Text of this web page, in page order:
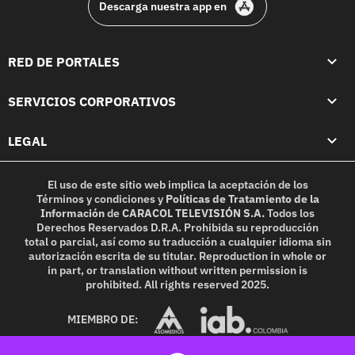
Descarga nuestra app en
RED DE PORTALES
SERVICIOS CORPORATIVOS
LEGAL
El uso de este sitio web implica la aceptación de los
Términos y condicionesy Políticas de Tratamiento de la
InformacióndeCARACOL TELEVISIÓN S.A.Todos los
Derechos Reservados D.R.A. Prohibida su reproducción
total o parcial, así como su traducción a cualquier idioma sin
autorización escrita de su titular. Reproduction in whole or
in part, or translation without written permission is
prohibited. All rights reserved 2025.
MIEMBRO DE: